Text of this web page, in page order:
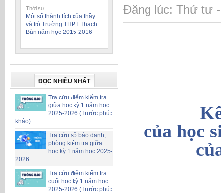
Thời sự
Một số thành tích của thầy
và trò Trường THPT Thạch
Bàn năm học 2015-2016
ĐỌC NHIỀU NHẤT
Tra cứu điểm kiểm tra
giữa học kỳ 1 năm học
2025-2026 (Trước phúc
khảo)
Tra cứu số báo danh,
phòng kiểm tra giữa
học kỳ 1 năm học 2025-
2026
Tra cứu điểm kiểm tra
cuối học kỳ 1 năm học
2025-2026 (Trước phúc
Đăng lúc: Thứ tư
của học